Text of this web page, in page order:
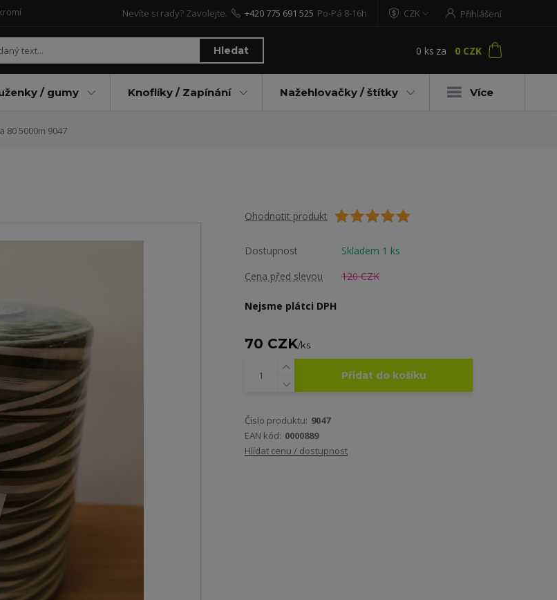
CZK Přihlášení
Hledat
Nevíte si rady? Zavolejte. +420 775 691 525 Po-Pá 8-16h
0 ks za 0 CZK
/ gumy Knoflíky / Zapínání Nažehlovačky / štítky Více
80 5000m 9047
Ohodnotit produkt
Dostupnost
Skladem 1 ks
Cena před slevou
120 CZK
Nejsme plátci DPH
70 CZK/ks
Přidat do košíku
Číslo produktu: 9047
EAN kód: 0000889
Hlídat cenu / dostupnost